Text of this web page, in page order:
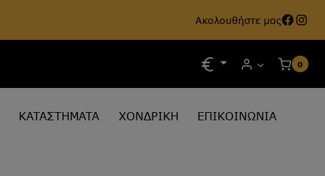
Ακολουθήστε μας
0
ΚΑΤΑΣΤΗΜΑΤΑ ΧΟΝΔΡΙΚΗ ΕΠΙΚΟΙΝΩΝΙΑ